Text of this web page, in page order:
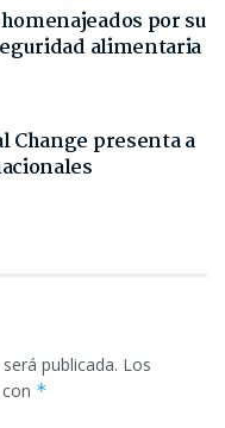
por su
alimentaria
Change presenta a
publicada. Los
*